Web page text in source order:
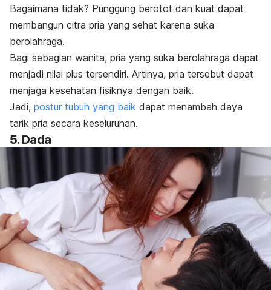
Bagaimana tidak? Punggung berotot dan kuat dapat
membangun citra pria yang sehat karena suka
berolahraga.
Bagi sebagian wanita, pria yang suka berolahraga dapat
menjadi nilai plus tersendiri. Artinya, pria tersebut dapat
menjaga kesehatan fisiknya dengan baik.
Jadi, postur tubuh yang baik dapat menambah daya
tarik pria secara keseluruhan.
5. Dada